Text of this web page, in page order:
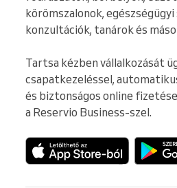
körömszalonok,
konzultációk, tanárok és
Tartsa kézben vállalkozását
csapatkezeléssel,
és biztonságos online
a Reservio Business-szel.